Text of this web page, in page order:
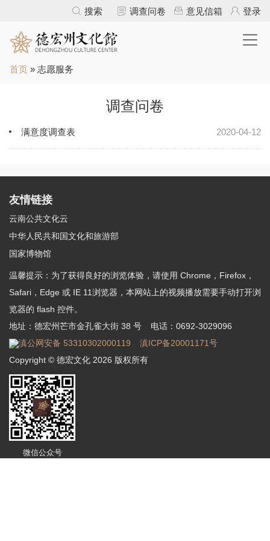
Jump to navigation
调查问卷 意见信箱 登录
搜索
你首页 » 志愿服务
调查问卷
满意度调查表 2020-04-12
友情链接
云南公共文化云
中华人民共和国文化和旅游部
国家博物馆
温馨提示：为了获得良好的浏览体验，请使用 Chrome，Firefox，
Safari，Edge 或 IE 11浏览器，本网站上的视频播放需要手动打开浏
览器的 flash 控件。
地址：德宏州芒市金孔雀大街 38 号
电话：0692-3029096
滇公网安备 53310302000119
滇ICP备20001171号
Copyright © 德宏文化 2026 版权所有
微信公众号